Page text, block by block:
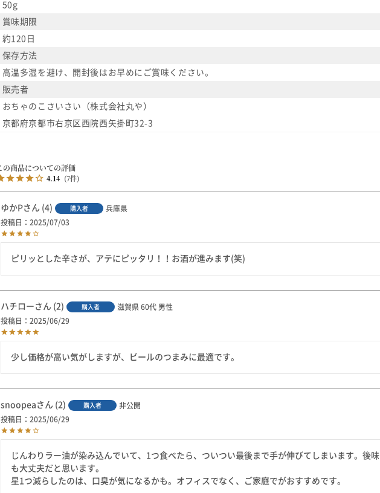
50g
賞味期限
約120日
保存方法
高温多湿を避け、開封後はお早めにご賞味ください。
販売者
おちゃのこさいさい（株式会社丸や）
京都府京都市右京区西院西矢掛町32-3
4.14 7
ゆかP 4 購入者
兵庫県
投稿日
2025/07/03
ピリッとした辛さが、アテにピッタリ！！お酒が進みます(笑)
ハチロー 2 購入者 滋賀県 60代 男性
投稿日
2025/06/29
少し価格が高い気がしますが、ビールのつまみに最適です。
snoopea 2 購入者
非公開
投稿日
2025/06/29
じんわりラー油が染み込んでいて、1つ食べたら、ついつい最後まで手が伸びてしまいます。後
も大丈夫だと思います。
星1つ減らしたのは、口臭が気になるかも。オフィスでなく、ご家庭でがおすすめです。